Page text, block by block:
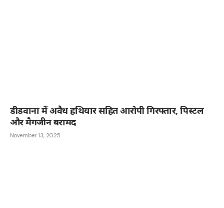
डीडवाना में अवैध हथियार सहित आरोपी गिरफ्तार, पिस्टल
और मैगजीन बरामद
November 13, 2025